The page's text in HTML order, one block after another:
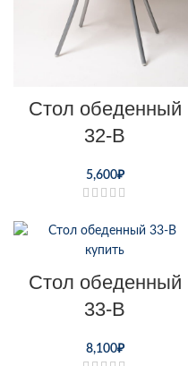
Стол обеденный
32-В
5,600₽
Стол обеденный
33-В
8,100₽